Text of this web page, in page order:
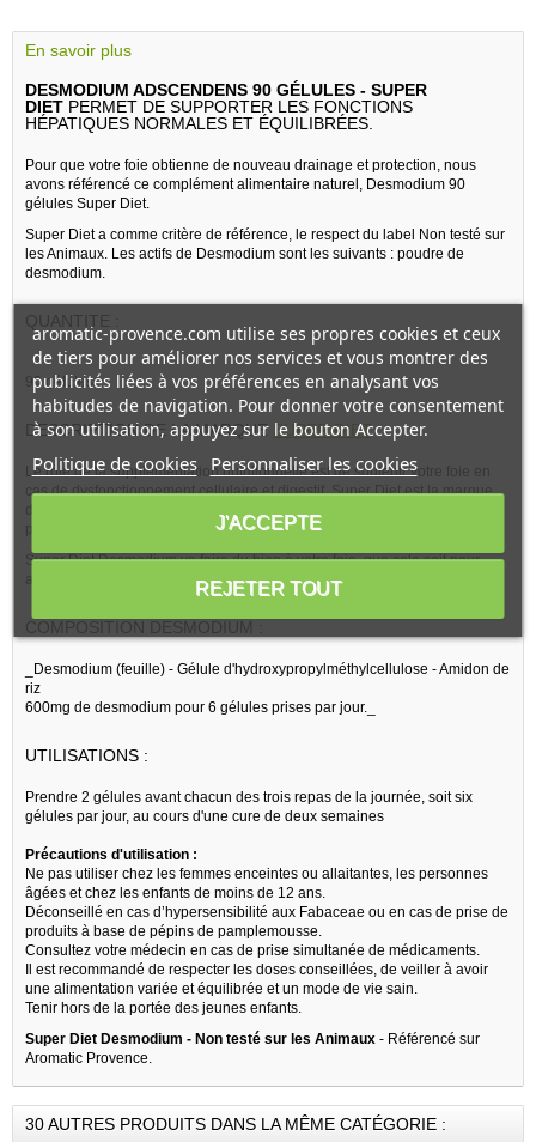
En savoir plus
DESMODIUM ADSCENDENS 90 GÉLULES - SUPER
DIET PERMET DE SUPPORTER LES FONCTIONS
HÉPATIQUES NORMALES ET ÉQUILIBRÉES.
Pour que votre foie obtienne de nouveau drainage et protection, nous
avons référencé ce complément alimentaire naturel, Desmodium 90
gélules Super Diet.
Super Diet a comme critère de référence, le respect du label Non testé sur
les Animaux. Les actifs de Desmodium sont les suivants : poudre de
desmodium.
QUANTITE :
90 gélules
DESCRIPTION DE LA MARQUE SUPER DIET:
Le rôle de la supplémentation nutritionnelle est de soutenir votre foie en
cas de dysfonctionnement cellulaire et digestif. Super Diet est la marque
produite par les Laboratoires Super Diet, sis en France.
Super Diet Desmodium va faire du bien à votre foie, que cela soit pour
aider à mieux fonctionner mais aussi à protéger au niveau cellulaire.
COMPOSITION DESMODIUM :
_Desmodium (feuille) - Gélule d'hydroxypropylméthylcellulose - Amidon de
riz
600mg de desmodium pour 6 gélules prises par jour._
UTILISATIONS :
Prendre 2 gélules avant chacun des trois repas de la journée, soit six
gélules par jour, au cours d'une cure de deux semaines
Précautions d'utilisation :
Ne pas utiliser chez les femmes enceintes ou allaitantes, les personnes
âgées et chez les enfants de moins de 12 ans.
Déconseillé en cas d’hypersensibilité aux Fabaceae ou en cas de prise de
produits à base de pépins de pamplemousse.
Consultez votre médecin en cas de prise simultanée de médicaments.
Il est recommandé de respecter les doses conseillées, de veiller à avoir
une alimentation variée et équilibrée et un mode de vie sain.
Tenir hors de la portée des jeunes enfants.
Super Diet Desmodium - Non testé sur les Animaux - Référencé sur
Aromatic Provence.
30 AUTRES PRODUITS DANS LA MÊME CATÉGORIE :
aromatic-provence.com utilise ses propres cookies et ceux
de tiers pour améliorer nos services et vous montrer des
publicités liées à vos préférences en analysant vos
habitudes de navigation. Pour donner votre consentement
à son utilisation, appuyez sur le bouton Accepter.
Politique de cookies Personnaliser les cookies
REJETER TOUT
J'ACCEPTE